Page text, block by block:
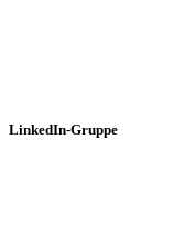
LinkedIn-Gruppe